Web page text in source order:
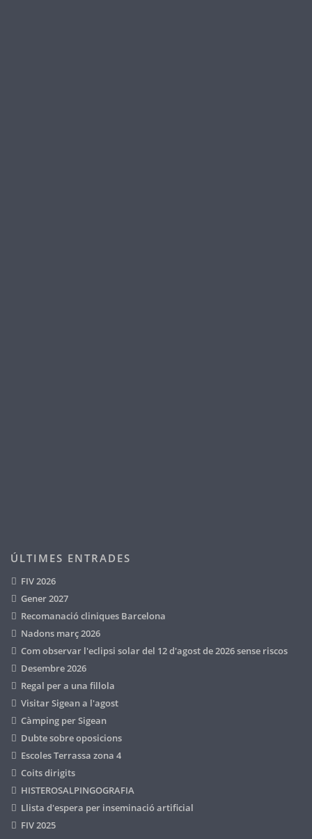
ÚLTIMES ENTRADES
FIV 2026
Gener 2027
Recomanació cliniques Barcelona
Nadons març 2026
Com observar l'eclipsi solar del 12 d'agost de 2026 sense riscos
Desembre 2026
Regal per a una fillola
Visitar Sigean a l'agost
Càmping per Sigean
Dubte sobre oposicions
Escoles Terrassa zona 4
Coits dirigits
HISTEROSALPINGOGRAFIA
Llista d'espera per inseminació artificial
FIV 2025